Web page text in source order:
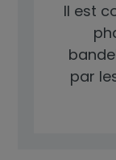
Il est
par